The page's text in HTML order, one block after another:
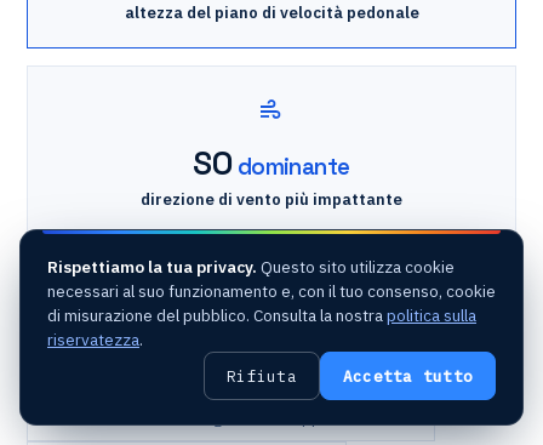
altezza del piano di velocità pedonale
SO dominante
direzione di vento più impattante
Collège + scuola europea
Eurocodice EN 1991-1-4 · profilo di vento
Piano di velocità a 2 mdal suolo
Rispettiamo la tua privacy. Questo sito utilizza cookie
necessari al suo funzionamento e, con il tuo consenso, cookie
di misurazione del pubblico. Consulta la nostrapolitica sulla
riservatezza.
Rifiuta Accetta tutto